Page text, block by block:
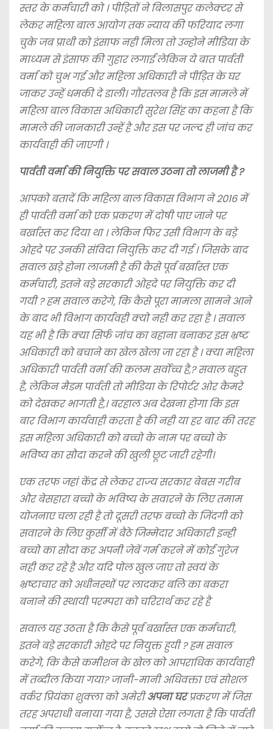
स्तर के कर्मचारी को । पीड़ितों ने बिलासपुर कलेक्टर से
लेकर महिला बाल आयोग तक न्याय की फरियाद लगा
चुके जब प्राथी को इंसाफ नही मिला तो उन्होने मीडिया के
माध्यम से इंसाफ की गुहार लगाई लेकिन ये बात पार्वती
वर्मा को चुभ गई और महिला अधिकारी ने पीड़ित के घर
जाकर उन्हें धमकी दे डाली। गौरतलब है कि इस मामले में
महिला बाल विकास अधिकारी सुरेश सिंह का कहना है कि
मामले की जानकारी उन्हें है और इस पर जल्द ही जांच कर
कार्यवाही की जाएगी ।
पार्वती वर्मा की नियुक्ति पर सवाल उठना तो लाजमी है ?
आपको बतादें कि महिला बाल विकास विभाग ने 2016 में
ही पार्वती वर्मा को एक प्रकरण में दोषी पाए जाने पर
बर्खास्त कर दिया था । लेकिन फिर उसी विभाग के बड़े
ओहदे पर उनकी संविदा नियुक्ति कर दी गई । जिसके बाद
सवाल खड़े होना लाजमी है की कैसे पूर्व बर्खास्त एक
कर्मचारी, इतने बड़े सरकारी ओहदे पर नियुक्ति कर दी
गयी ? हम सवाल करेगे, कि कैसे पूरा मामला सामने आने
के बाद भी विभाग कार्यवही क्यो नही कर रहा है । सवाल
यह भी है कि क्या सिर्फ जांच का बहाना बनाकर इस भ्रष्ट
अधिकारी को बचाने का खेल खेला जा रहा है । क्या महिला
अधिकारी पार्वती वर्मा की कलम सर्वोच्च है,? सवाल बहुत
है, लेकिन मैडम पार्वती तो मीडिया के रिपोर्टर ओर कैमरे
को देखकर भागती है,। बरहाल अब देखना होगा कि इस
बार विभाग कार्यवाही करता है की नही या हर बार की तरह
इस महिला अधिकारी को बच्चो के नाम पर बच्चो के
भविष्य का सौदा करने की खुली छूट जारी रहेगी।
एक तरफ जहां केंद्र से लेकर राज्य सरकार बेबस गरीब
और बेसहारा बच्चो के भविष्य के सवारने के लिए तमाम
योजनाए चला रही है तो दूसरी तरफ बच्चो के जिंदगी को
सवारने के लिए कुर्सी में बैठे जिम्मेदार अधिकारी इन्ही
बच्चो का सौदा कर अपनी जेबें गर्म करने में कोई गुरेज
नही कर रहे है और यदि पोल खुल जाए तो स्वयं के
भ्रष्टाचार को अधीनस्थों पर लादकर बलि का बकरा
बनाने की स्थायी परम्परा को चरिरार्थ कर रहे है
सवाल यह उठता है कि कैसे पूर्व बर्खास्त एक कर्मचारी,
इतने बड़े सरकारी ओहदे पर नियुक्त हुयी ? हम सवाल
करेगे, कि कैसे कमीशन के खेल को आपराधिक कार्यवाही
में तब्दील किया गया? जानी-मानी अधिवक्ता एवं सोशल
वर्कर प्रियंका शुक्ला को अमेरीअपना घरप्रकरण में जिस
तरह अपराधी बनाया गया है, उससे ऐसा लगता है कि पार्वती